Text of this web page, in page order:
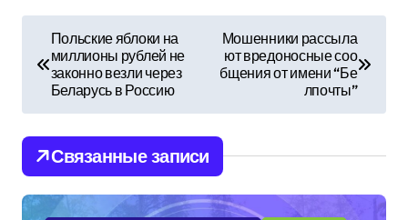
в
и
г
Польские яблоки на
миллионы рублей не
законно везли через
Беларусь в Россию
Мошенники рассыла
ют вредоносные соо
бщения от имени “Бе
лпочты”
Связанные записи